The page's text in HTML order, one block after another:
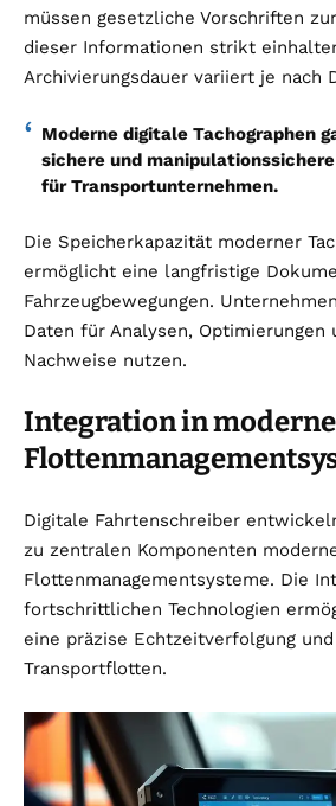
müssen gesetzliche Vorschriften
dieser Informationen strikt
Archivierungsdauer variiert je nach
Moderne digitale Tachographen
sichere und
für Transportunternehmen.
Die Speicherkapazität moderner
ermöglicht eine langfristige
Fahrzeugbewegungen.
Daten für Analysen, Optimierungen
Nachweise nutzen.
Integration in moderne
Digitale Fahrtenschreiber
zu zentralen Komponenten
Flottenmanagementsysteme. Die
fortschrittlichen Technologien
eine präzise Echtzeitverfolgung
Transportflotten.